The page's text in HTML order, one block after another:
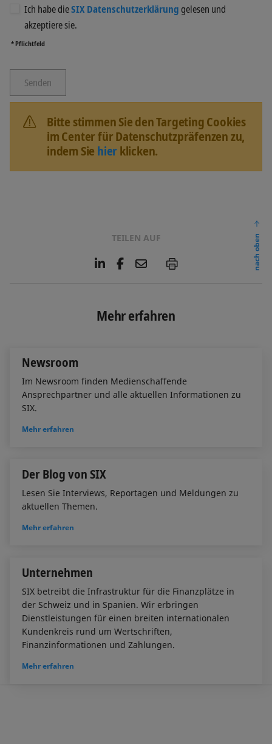
Ich habe dieSIX Datenschutzerklärunggelesen und
akzeptiere sie.
* Pflichtfeld
Bitte stimmen Sie den Targeting Cookies
im Center für Datenschutzpräfenzen zu,
indem Sie hierklicken.
TEILEN AUF
L
e
d
F
o
E
l
P
nach oben
Mehr erfahren
Newsroom
Im Newsroom finden Medienschaffende
Ansprechpartner und alle aktuellen Informationen zu
SIX.
Mehr erfahren
Der Blog von SIX
Lesen Sie Interviews, Reportagen und Meldungen zu
aktuellen Themen.
Mehr erfahren
Unternehmen
SIX betreibt die Infrastruktur für die Finanzplätze in
der Schweiz und in Spanien. Wir erbringen
Dienstleistungen für einen breiten internationalen
Kundenkreis rund um Wertschriften,
Finanzinformationen und Zahlungen.
Mehr erfahren